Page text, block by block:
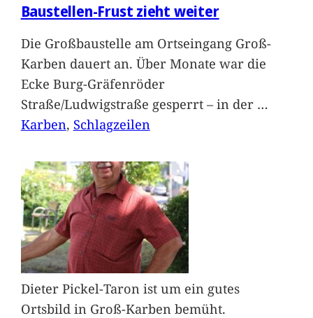
Baustellen-Frust zieht weiter
Die Großbaustelle am Ortseingang Groß-
Karben dauert an. Über Monate war die
Ecke Burg-Gräfenröder
Straße/Ludwigstraße gesperrt – in der …
Karben, Schlagzeilen
Dieter Pickel-Taron ist um ein gutes
Ortsbild in Groß-Karben bemüht.